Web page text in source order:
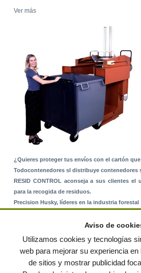
Ver más
¿Quieres proteger tus envíos con el cartón
Todocontenedores sl distribuye contenedores
RESID CONTROL aconseja a sus clientes el
para la recogida de residuos.
Precision Husky, líderes en la industria forestal
© residuos.com - Todos los derechos
Aviso de
Utilizamos cookies y tecnologías
web para mejorar su experiencia
de sitios y mostrar publicidad